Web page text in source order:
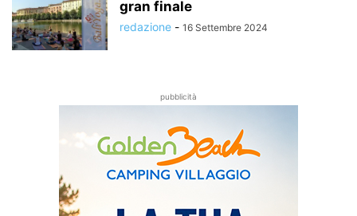
gran finale
redazione - 16 Settembre 2024
pubblicità